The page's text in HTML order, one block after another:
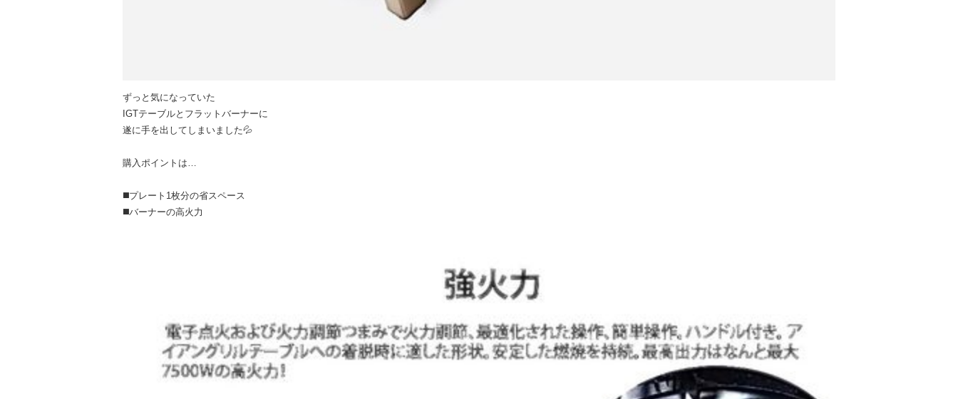
ずっと気になっていた
IGTテーブルとフラットバーナーに
遂に手を出してしまいました💦
購入ポイントは…
◼️プレート1枚分の省スペース
◼️バーナーの高火力